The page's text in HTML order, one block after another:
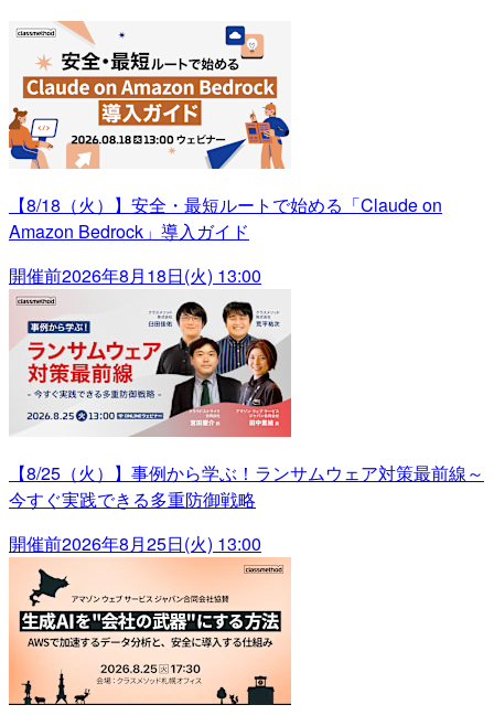
【8/18（火）】安全・最短ルートで始める「Claude on
Amazon Bedrock」導入ガイド
開催前2026年8月18日(火) 13:00
【8/25（火）】事例から学ぶ！ランサムウェア対策最前線～
今すぐ実践できる多重防御戦略
開催前2026年8月25日(火) 13:00